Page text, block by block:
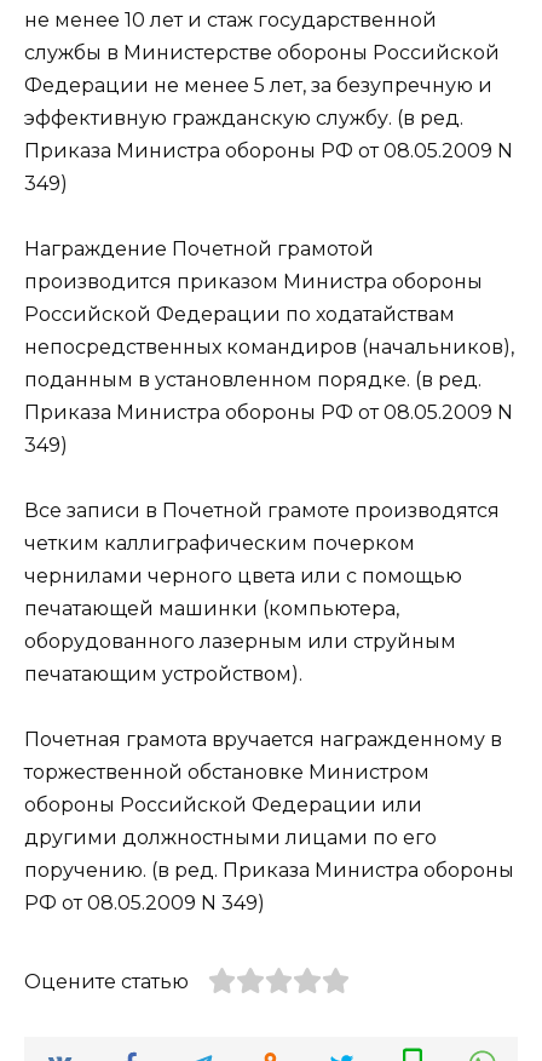
не менее 10 лет и стаж государственной
службы в Министерстве обороны Российской
Федерации не менее 5 лет, за безупречную и
эффективную гражданскую службу. (в ред.
Приказа Министра обороны РФ от 08.05.2009 N
349)
Награждение Почетной грамотой
производится приказом Министра обороны
Российской Федерации по ходатайствам
непосредственных командиров (начальников),
поданным в установленном порядке. (в ред.
Приказа Министра обороны РФ от 08.05.2009 N
349)
Все записи в Почетной грамоте производятся
четким каллиграфическим почерком
чернилами черного цвета или с помощью
печатающей машинки (компьютера,
оборудованного лазерным или струйным
печатающим устройством).
Почетная грамота вручается награжденному в
торжественной обстановке Министром
обороны Российской Федерации или
другими должностными лицами по его
поручению. (в ред. Приказа Министра обороны
РФ от 08.05.2009 N 349)
Оцените статью